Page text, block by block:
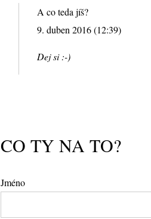
A co teda jíš?
9. duben 2016 (12:39)
Dej si :-)
CO TY NA TO?
Jméno